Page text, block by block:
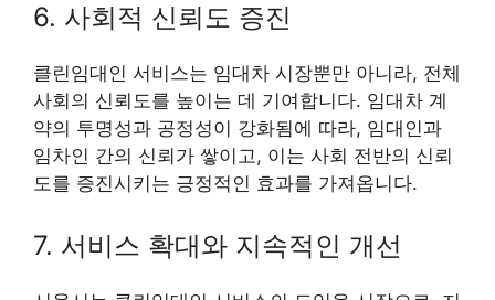
6. 사회적 신뢰도 증진
클린임대인 서비스는 임대차 시장뿐만 아니라, 전체
사회의 신뢰도를 높이는 데 기여합니다. 임대차 계
약의 투명성과 공정성이 강화됨에 따라, 임대인과
임차인 간의 신뢰가 쌓이고, 이는 사회 전반의 신뢰
도를 증진시키는 긍정적인 효과를 가져옵니다.
7. 서비스 확대와 지속적인 개선